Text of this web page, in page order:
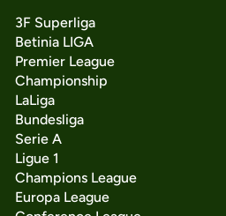
3F Superliga
Betinia LIGA
Premier League
Championship
LaLiga
Bundesliga
Serie A
Ligue 1
Champions League
Europa League